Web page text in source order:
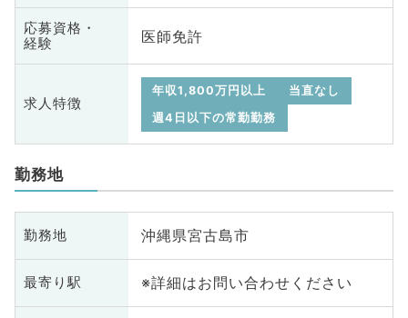
応募資格・
経験
医師免許
求人特徴
年収1,800万円以上
当直なし
週4日以下の常勤勤務
勤務地
勤務地 沖縄県宮古島市
最寄り駅 ※詳細はお問い合わせください